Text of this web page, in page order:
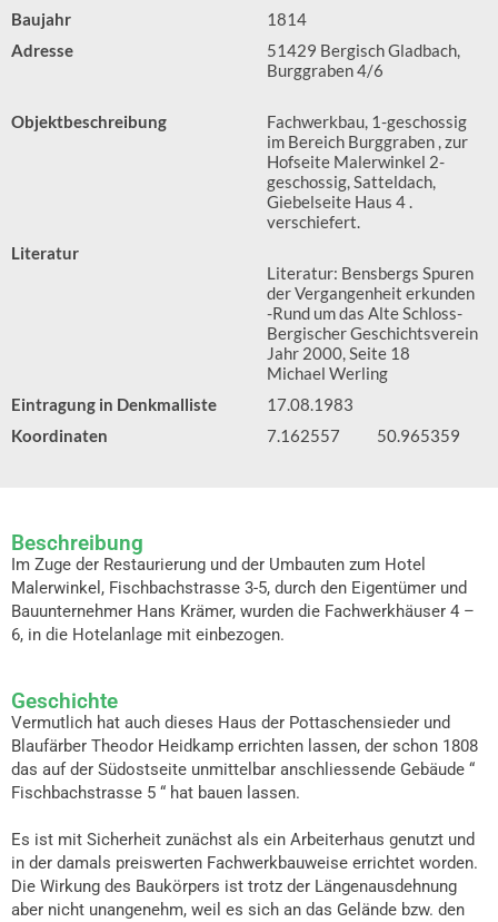
Baujahr
1814
Adresse
51429 Bergisch Gladbach,
Burggraben 4/6
Objektbeschreibung
Fachwerkbau, 1-geschossig
im Bereich Burggraben , zur
Hofseite Malerwinkel 2-
geschossig, Satteldach,
Giebelseite Haus 4 .
verschiefert.
Literatur
Literatur: Bensbergs Spuren
der Vergangenheit erkunden
-Rund um das Alte Schloss-
Bergischer Geschichtsverein
Jahr 2000, Seite 18
Michael Werling
Eintragung in Denkmalliste
17.08.1983
Koordinaten
7.162557 50.965359
Beschreibung
Im Zuge der Restaurierung und der Umbauten zum Hotel
Malerwinkel, Fischbachstrasse 3-5, durch den Eigentümer und
Bauunternehmer Hans Krämer, wurden die Fachwerkhäuser 4 –
6, in die Hotelanlage mit einbezogen.
Geschichte
Vermutlich hat auch dieses Haus der Pottaschensieder und
Blaufärber Theodor Heidkamp errichten lassen, der schon 1808
das auf der Südostseite unmittelbar anschliessende Gebäude “
Fischbachstrasse 5 “ hat bauen lassen.
Es ist mit Sicherheit zunächst als ein Arbeiterhaus genutzt und
in der damals preiswerten Fachwerkbauweise errichtet worden.
Die Wirkung des Baukörpers ist trotz der Längenausdehnung
aber nicht unangenehm, weil es sich an das Gelände bzw. den